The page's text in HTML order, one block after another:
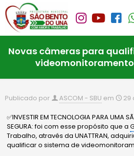
Novas câmeras para
Publicado por ASCOM - SBU em 29
✅INVESTIR EM TECNOLOGIA PARA UMA
SEGURA: foi com esse propósito que a
Trabalho, através da UNATTRAN,
qualificar o sistema de